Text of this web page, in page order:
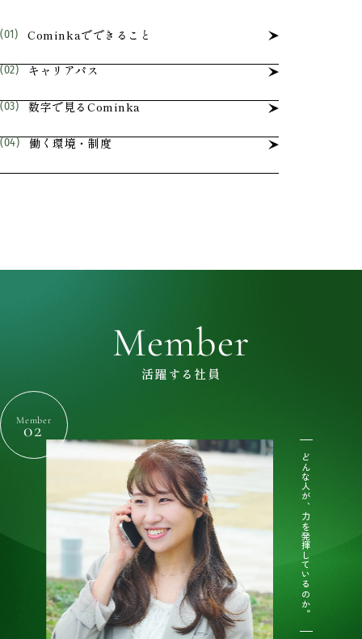
Cominkaでできること
キャリアパス
数字で見るCominka
働く環境・制度
Member
活躍する社員
Member
02
どんな人が、力を発揮しているのか。